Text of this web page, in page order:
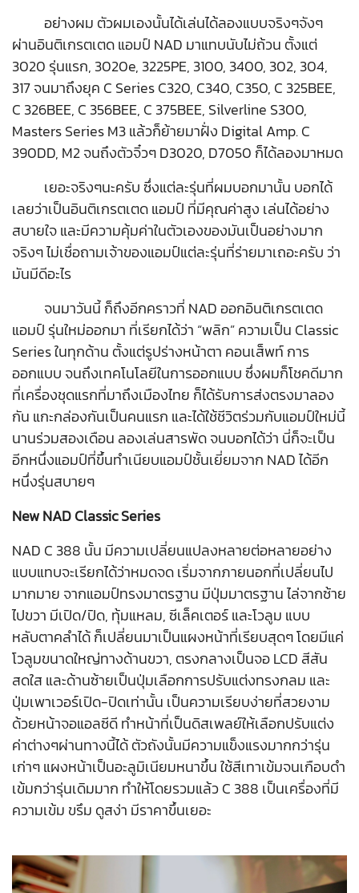
อย่างผม ตัวผมเองนั้นได้เล่นได้ลองแบบจริงๆจังๆ
ผ่านอินติเกรตเตด แอมป์ NAD มาแทบนับไม่ถ้วน ตั้งแต่
3020 รุ่นแรก, 3020e, 3225PE, 3100, 3400, 302, 304,
317 จนมาถึงยุค C Series C320, C340, C350, C 325BEE,
C 326BEE, C 356BEE, C 375BEE, Silverline S300,
Masters Series M3 แล้วก็ย้ายมาฝั่ง Digital Amp. C
390DD, M2 จนถึงตัวจิ๋วๆ D3020, D7050 ก็ได้ลองมาหมด
เยอะจริงๆนะครับ ซึ่งแต่ละรุ่นที่ผมบอกมานั้น บอกได้
เลยว่าเป็นอินติเกรตเตด แอมป์ ที่มีคุณค่าสูง เล่นได้อย่าง
สบายใจ และมีความคุ้มค่าในตัวเองของมันเป็นอย่างมาก
จริงๆ ไม่เชื่อถามเจ้าของแอมป์แต่ละรุ่นที่ร่ายมาเถอะครับ ว่า
มันมีดีอะไร
จนมาวันนี้ ก็ถึงอีกคราวที่ NAD ออกอินติเกรตเตด
แอมป์ รุ่นใหม่ออกมา ที่เรียกได้ว่า “พลิก” ความเป็น Classic
Series ในทุกด้าน ตั้งแต่รูปร่างหน้าตา คอนเส็พท์ การ
ออกแบบ จนถึงเทคโนโลยีในการออกแบบ ซึ่งผมก็โชคดีมาก
ที่เครื่องชุดแรกที่มาถึงเมืองไทย ก็ได้รับการส่งตรงมาลอง
กัน แกะกล่องกันเป็นคนแรก และได้ใช้ชีวิตร่วมกับแอมป์ใหม่นี้
นานร่วมสองเดือน ลองเล่นสารพัด จนบอกได้ว่า นี่ก็จะเป็น
อีกหนึ่งแอมป์ที่ขึ้นทำเนียบแอมป์ชั้นเยี่ยมจาก NAD ได้อีก
หนึ่งรุ่นสบายๆ
New NAD Classic Series
NAD C 388 นั้น มีความเปลี่ยนแปลงหลายต่อหลายอย่าง
แบบแทบจะเรียกได้ว่าหมดจด เริ่มจากภายนอกที่เปลี่ยนไป
มากมาย จากแอมป์ทรงมาตรฐาน มีปุ่มมาตรฐาน ไล่จากซ้าย
ไปขวา มีเปิด/ปิด, ทุ้มแหลม, ซีเล็คเตอร์ และโวลูม แบบ
หลับตาคลำได้ ก็เปลี่ยนมาเป็นแผงหน้าที่เรียบสุดๆ โดยมีแค่
โวลูมขนาดใหญ่ทางด้านขวา, ตรงกลางเป็นจอ LCD สีสัน
สดใส และด้านซ้ายเป็นปุ่มเลือกการปรับแต่งทรงกลม และ
ปุ่มเพาเวอร์เปิด-ปิดเท่านั้น เป็นความเรียบง่ายที่สวยงาม
ด้วยหน้าจอแอลซีดี ทำหน้าที่เป็นดิสเพลย์ให้เลือกปรับแต่ง
ค่าต่างๆผ่านทางนี้ได้ ตัวถังนั้นมีความแข็งแรงมากกว่ารุ่น
เก่าๆ แผงหน้าเป็นอะลูมิเนียมหนาขึ้น ใช้สีเทาเข้มจนเกือบดำ
เข้มกว่ารุ่นเดิมมาก ทำให้โดยรวมแล้ว C 388 เป็นเครื่องที่มี
ความเข้ม ขรึม ดูสง่า มีราคาขึ้นเยอะ